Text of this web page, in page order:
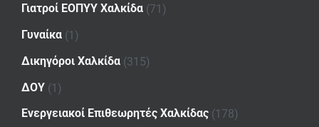
Γιατροί ΕΟΠΥΥ Χαλκίδα (71)
Γυναίκα (1)
Δικηγόροι Χαλκίδα (315)
ΔΟΥ (1)
Ενεργειακοί Επιθεωρητές Χαλκίδας (178)